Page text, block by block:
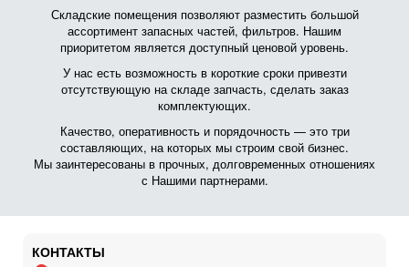
Складские помещения позволяют разместить большой
ассортимент запасных частей, фильтров. Нашим
приоритетом является доступный ценовой уровень.
У нас есть возможность в короткие сроки привезти
отсутствующую на складе запчасть, сделать заказ
комплектующих.
Качество, оперативность и порядочность — это три
составляющих, на которых мы строим свой бизнес.
Мы заинтересованы в прочных, долговременных отношениях
с Нашими партнерами.
КОНТАКТЫ